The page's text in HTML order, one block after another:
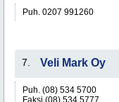
Puh. 0207 991260
7. Veli Mark Oy
Puh. (08) 534 5700
Faksi (08) 534 5777